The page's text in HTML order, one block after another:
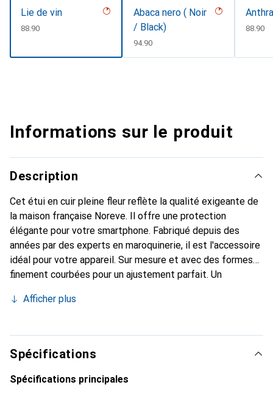
Lie de vin
CHF
88.90
Abaca nero ( Noir
/ Black)
CHF
94.90
CHF
88.90
Informations sur le produit
Description
Cet étui en cuir pleine fleur reflète la qualité exigeante de
la maison française Noreve. Il offre une protection
élégante pour votre smartphone. Fabriqué depuis des
années par des experts en maroquinerie, il est l'accessoire
idéal pour votre appareil. Sur mesure et avec des formes
finement courbées pour un ajustement parfait. Un
smartphone. La marque Noreve est reconnue
constitue toujours un excellent choix pour le client
exigeant.
Afficher plus
Spécifications
Spécifications principales